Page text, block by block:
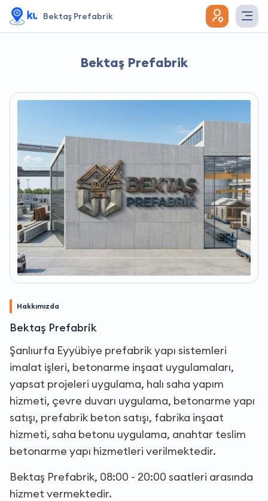
Bektaş Prefabrik
Bektaş Prefabrik
Hakkımızda
Bektaş Prefabrik
Şanlıurfa Eyyübiye prefabrik yapı sistemleri
imalat işleri, betonarme inşaat uygulamaları,
yapsat projeleri uygulama, halı saha yapım
hizmeti, çevre duvarı uygulama, betonarme yapı
satışı, prefabrik beton satışı, fabrika inşaat
hizmeti, saha betonu uygulama, anahtar teslim
betonarme yapı hizmetleri verilmektedir.
Bektaş Prefabrik, 08:00 - 20:00 saatleri arasında
hizmet vermektedir.